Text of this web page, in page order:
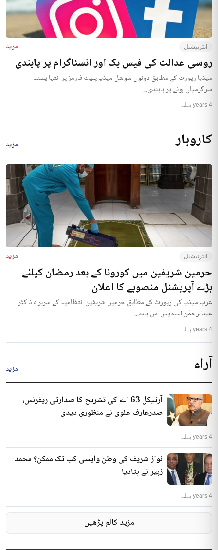
انٹرنیشنل مزید
روسی عدالت کی فیس بک اور انسٹاگرام پر پابندی
میڈیا رپورٹ کے مطابق دونوں سوشل میڈیا پلیٹ فارمز پر انتہا پسند
سرگرمیاں ہونے پر پابندی...
4 years پہلے
کاروبار مزید
انٹرنیشنل مزید
حرمین شریفین میں کورونا کے بعد رمضان کیلئے
بڑے آپریشنل منصوبے کا اعلان
عرب میڈیا کی رپورٹ کے مطابق حرمین شریفین انتظامیہ کے سربراہ ڈاکٹر
عبدالرحمٰن السدیس اس بات...
4 years پہلے
آراء مزید
آرٹیکل 63 اے کی تشریح کا صدارتی ریفرنس،
صدرعارف علوی نے منظوری دیدی
4 years پہلے
نواز شریف کی وطن واپسی کب تک ممکن؟ محمد
زبیر نے بتادیا
4 years پہلے
مزید کالم پڑھیں